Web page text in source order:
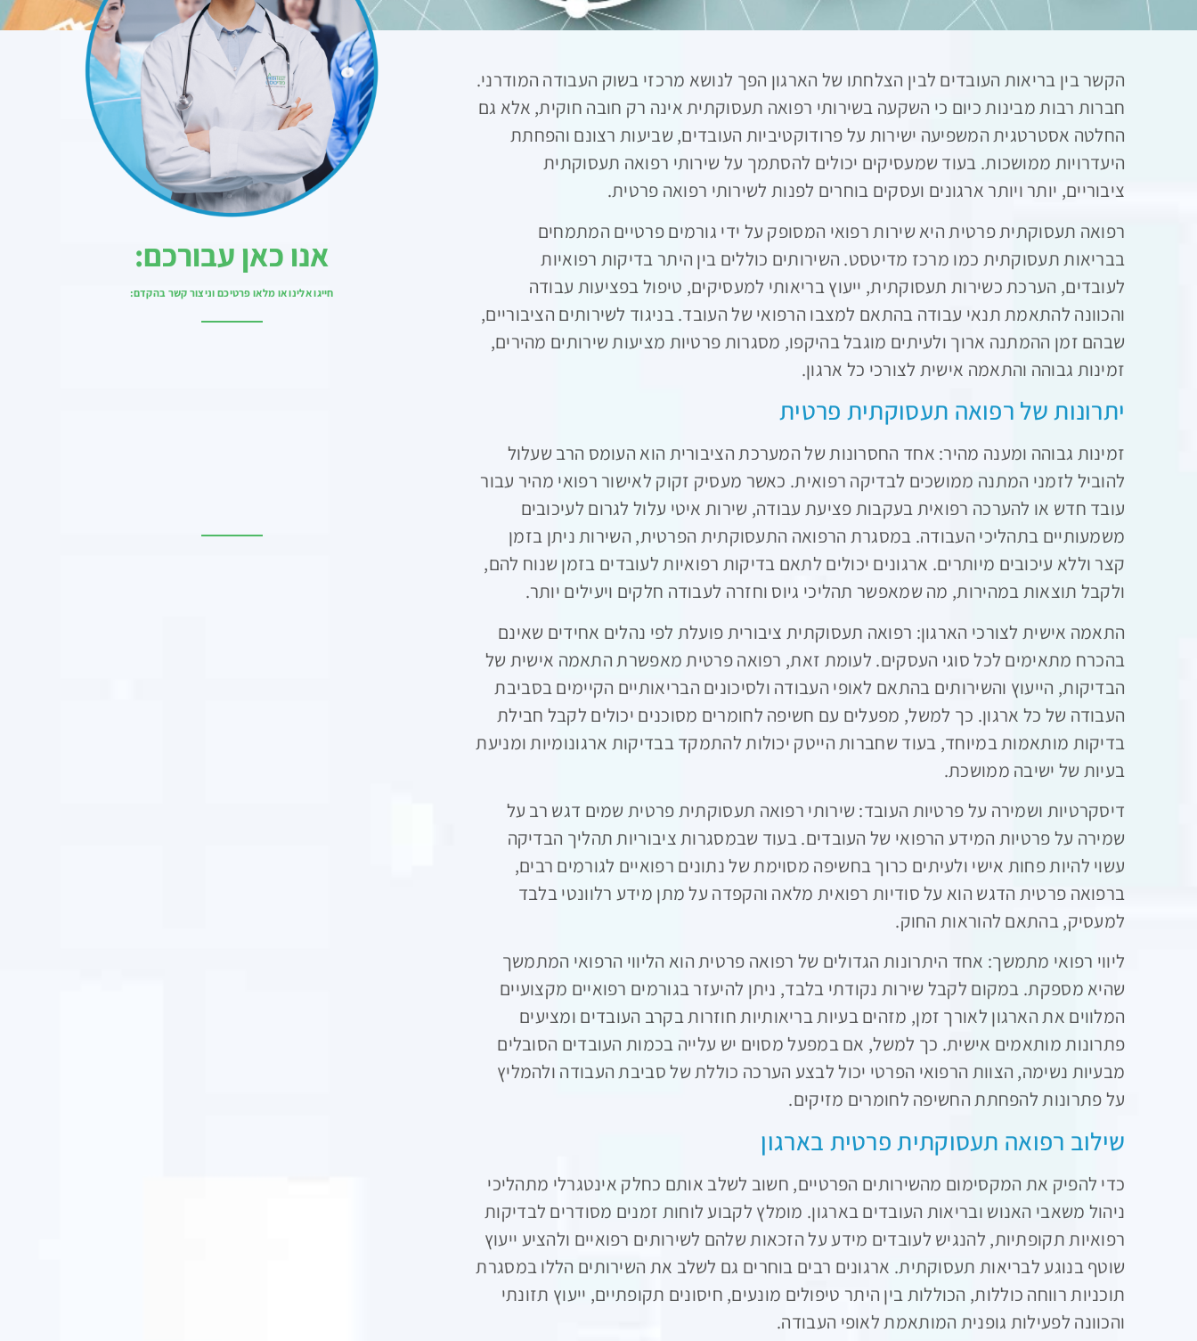
הקשר בין בריאות העובדים לבין הצלחתו של הארגון הפך לנושא מרכזי בשוק העבודה המודרני.
חברות רבות מבינות כיום כי השקעה בשירותי רפואה תעסוקתית אינה רק חובה חוקית, אלא גם
החלטה אסטרטגית המשפיעה ישירות על פרודוקטיביות העובדים, שביעות רצונם והפחתת
היעדרויות ממושכות. בעוד שמעסיקים יכולים להסתמך על שירותי רפואה תעסוקתית
ציבוריים, יותר ויותר ארגונים ועסקים בוחרים לפנות לשירותי רפואה פרטית.
רפואה תעסוקתית פרטית היא שירות רפואי המסופק על ידי גורמים פרטיים המתמחים
בבריאות תעסוקתית כמו מרכז מדיטסט. השירותים כוללים בין היתר בדיקות רפואיות
לעובדים, הערכת כשירות תעסוקתית, ייעוץ בריאותי למעסיקים, טיפול בפציעות עבודה
והכוונה להתאמת תנאי עבודה בהתאם למצבו הרפואי של העובד. בניגוד לשירותים הציבוריים,
שבהם זמן ההמתנה ארוך ולעיתים מוגבל בהיקפו, מסגרות פרטיות מציעות שירותים מהירים,
זמינות גבוהה והתאמה אישית לצורכי כל ארגון.
יתרונות של רפואה תעסוקתית פרטית
זמינות גבוהה ומענה מהיר: אחד החסרונות של המערכת הציבורית הוא העומס הרב שעלול
להוביל לזמני המתנה ממושכים לבדיקה רפואית. כאשר מעסיק זקוק לאישור רפואי מהיר עבור
עובד חדש או להערכה רפואית בעקבות פציעת עבודה, שירות איטי עלול לגרום לעיכובים
משמעותיים בתהליכי העבודה. במסגרת הרפואה התעסוקתית הפרטית, השירות ניתן בזמן
קצר וללא עיכובים מיותרים. ארגונים יכולים לתאם בדיקות רפואיות לעובדים בזמן שנוח להם,
ולקבל תוצאות במהירות, מה שמאפשר תהליכי גיוס וחזרה לעבודה חלקים ויעילים יותר.
התאמה אישית לצורכי הארגון: רפואה תעסוקתית ציבורית פועלת לפי נהלים אחידים שאינם
בהכרח מתאימים לכל סוגי העסקים. לעומת זאת, רפואה פרטית מאפשרת התאמה אישית של
הבדיקות, הייעוץ והשירותים בהתאם לאופי העבודה ולסיכונים הבריאותיים הקיימים בסביבת
העבודה של כל ארגון. כך למשל, מפעלים עם חשיפה לחומרים מסוכנים יכולים לקבל חבילת
בדיקות מותאמות במיוחד, בעוד שחברות הייטק יכולות להתמקד בבדיקות ארגונומיות ומניעת
בעיות של ישיבה ממושכת.
דיסקרטיות ושמירה על פרטיות העובד: שירותי רפואה תעסוקתית פרטית שמים דגש רב על
שמירה על פרטיות המידע הרפואי של העובדים. בעוד שבמסגרות ציבוריות תהליך הבדיקה
עשוי להיות פחות אישי ולעיתים כרוך בחשיפה מסוימת של נתונים רפואיים לגורמים רבים,
ברפואה פרטית הדגש הוא על סודיות רפואית מלאה והקפדה על מתן מידע רלוונטי בלבד
למעסיק, בהתאם להוראות החוק.
ליווי רפואי מתמשך: אחד היתרונות הגדולים של רפואה פרטית הוא הליווי הרפואי המתמשך
שהיא מספקת. במקום לקבל שירות נקודתי בלבד, ניתן להיעזר בגורמים רפואיים מקצועיים
המלווים את הארגון לאורך זמן, מזהים בעיות בריאותיות חוזרות בקרב העובדים ומציעים
פתרונות מותאמים אישית. כך למשל, אם במפעל מסוים יש עלייה בכמות העובדים הסובלים
מבעיות נשימה, הצוות הרפואי הפרטי יכול לבצע הערכה כוללת של סביבת העבודה ולהמליץ
על פתרונות להפחתת החשיפה לחומרים מזיקים.
שילוב רפואה תעסוקתית פרטית בארגון
כדי להפיק את המקסימום מהשירותים הפרטיים, חשוב לשלב אותם כחלק אינטגרלי מתהליכי
ניהול משאבי האנוש ובריאות העובדים בארגון. מומלץ לקבוע לוחות זמנים מסודרים לבדיקות
רפואיות תקופתיות, להנגיש לעובדים מידע על הזכאות שלהם לשירותים רפואיים ולהציע ייעוץ
שוטף בנוגע לבריאות תעסוקתית. ארגונים רבים בוחרים גם לשלב את השירותים הללו במסגרת
תוכניות רווחה כוללות, הכוללות בין היתר טיפולים מונעים, חיסונים תקופתיים, ייעוץ תזונתי
והכוונה לפעילות גופנית המותאמת לאופי העבודה.
אנו כאן עבורכם:
חייגו אלינו או מלאו פרטיכם וניצור קשר בהקדם: